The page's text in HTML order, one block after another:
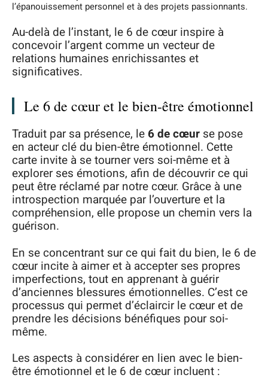
l’épanouissement personnel et à des projets passionnants.
Au-delà de l’instant, le 6 de cœur inspire à
concevoir l’argent comme un vecteur de
relations humaines enrichissantes et
significatives.
Le 6 de cœur et le bien-être émotionnel
Traduit par sa présence, le 6 de cœur se pose
en acteur clé du bien-être émotionnel. Cette
carte invite à se tourner vers soi-même et à
explorer ses émotions, afin de découvrir ce qui
peut être réclamé par notre cœur. Grâce à une
introspection marquée par l’ouverture et la
compréhension, elle propose un chemin vers la
guérison.
En se concentrant sur ce qui fait du bien, le 6 de
cœur incite à aimer et à accepter ses propres
imperfections, tout en apprenant à guérir
d’anciennes blessures émotionnelles. C’est ce
processus qui permet d’éclaircir le cœur et de
prendre les décisions bénéfiques pour soi-
même.
Les aspects à considérer en lien avec le bien-
être émotionnel et le 6 de cœur incluent :